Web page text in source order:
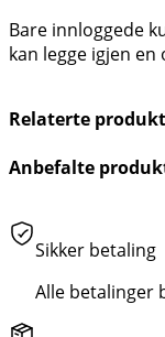
Bare innloggede
kan legge igjen en
Relaterte
Anbefalte
Sikker betaling
Alle betalinger